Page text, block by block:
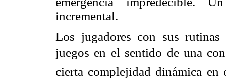
incremental.
Los jugadores con sus rutinas
juegos en el sentido de una
cierta complejidad dinámica en